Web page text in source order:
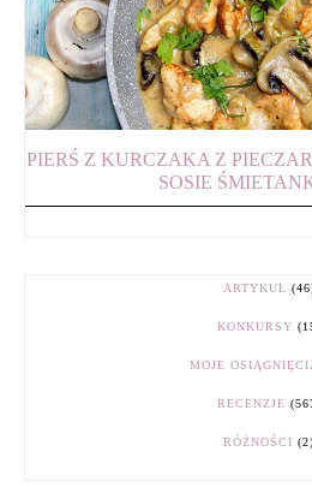
PIERŚ Z KURCZAKA Z
SOSIE
ARTYKUŁ
KONKURSY
MOJE
RECENZJE
RÓŻNOŚCI (2)